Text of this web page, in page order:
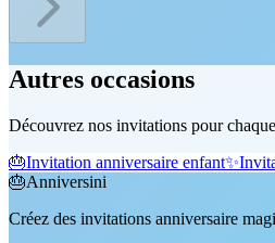
Autres occasions
Découvrez nos invitations pour
🎂Invitation anniversaire enfant✨
🎂Anniversini
Créez des invitations anniversaire